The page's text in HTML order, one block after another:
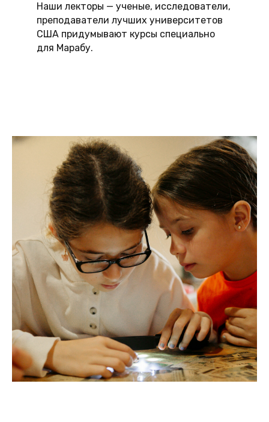
Наши лекторы — ученые, исследователи,
преподаватели лучших университетов
США придумывают курсы специально
для Марабу.